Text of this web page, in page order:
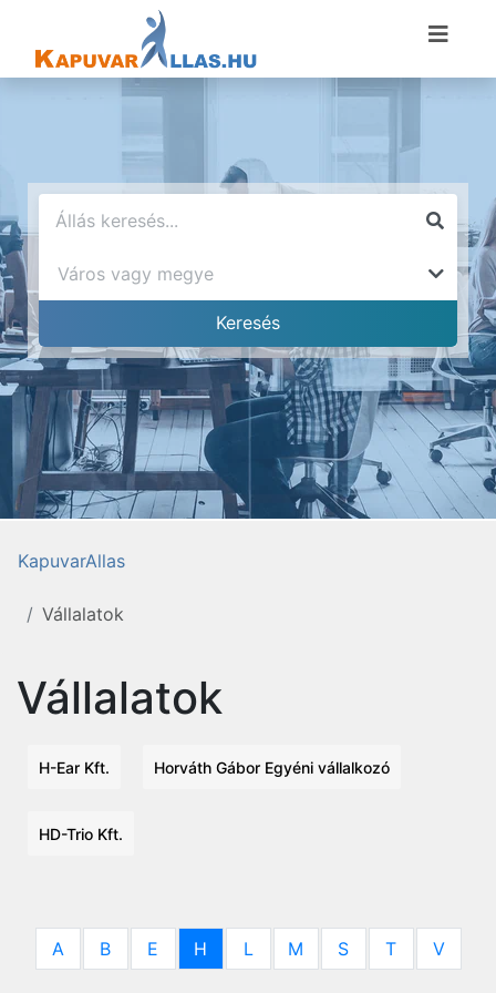
KapuvarAllas
Vállalatok
Vállalatok
H-Ear Kft. Horváth Gábor Egyéni vállalkozó
HD-Trio Kft.
A B E H L M S T V